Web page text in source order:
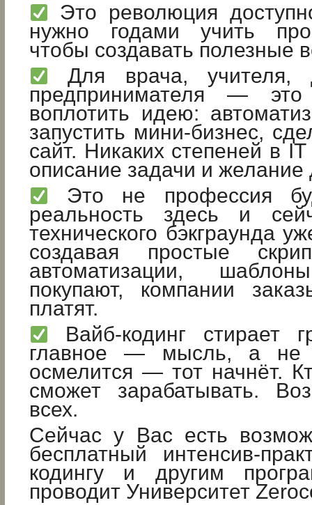
Это революция
нужно годами учить
чтобы создавать полезные
Для врача, учителя,
предпринимателя —
воплотить идею:
запустить мини-бизнес,
сайт. Никаких степеней в
описание задачи и желание
Это не профессия
реальность здесь и
технического бэкграунда
создавая простые
автоматизации,
покупают, компании
платят.
Вайб-кодинг стирает
главное — мысль, а не
осмелится — тот начнёт.
сможет зарабатывать.
всех.
Сейчас у Вас есть
бесплатный интенсив-
кодингу и другим
проводит Университет